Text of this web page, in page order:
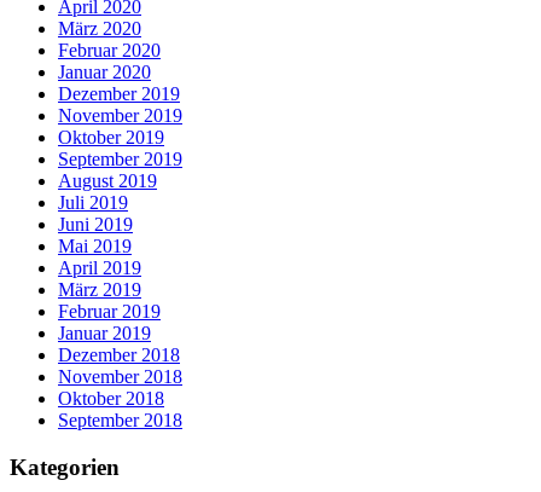
April 2020
März 2020
Februar 2020
Januar 2020
Dezember 2019
November 2019
Oktober 2019
September 2019
August 2019
Juli 2019
Juni 2019
Mai 2019
April 2019
März 2019
Februar 2019
Januar 2019
Dezember 2018
November 2018
Oktober 2018
September 2018
Kategorien